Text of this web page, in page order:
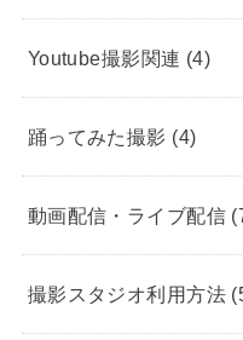
Youtube撮影関連 (4)
踊ってみた撮影 (4)
動画配信・ライブ配信
撮影スタジオ利用方法